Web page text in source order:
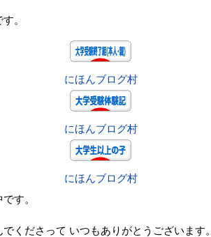
。
にほんブログ村
にほんブログ村
にほんブログ村
す。
くださって いつもありがとうございます。